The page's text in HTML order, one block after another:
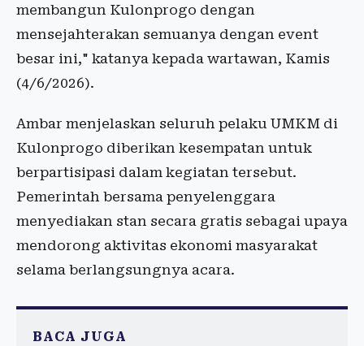
membangun Kulonprogo dengan
mensejahterakan semuanya dengan event
besar ini," katanya kepada wartawan, Kamis
(4/6/2026).
Ambar menjelaskan seluruh pelaku UMKM di
Kulonprogo diberikan kesempatan untuk
berpartisipasi dalam kegiatan tersebut.
Pemerintah bersama penyelenggara
menyediakan stan secara gratis sebagai upaya
mendorong aktivitas ekonomi masyarakat
selama berlangsungnya acara.
BACA JUGA